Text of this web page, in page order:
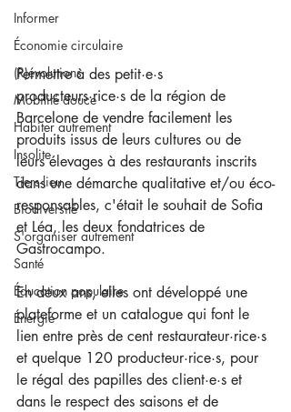
Informer
Économie circulaire
(R)évolutions
Mobilité douce
Habiter autrement
Insolite
Tiers-lieu
Biodiversité
S'organiser autrement
Santé
Éducation populaire
Énergie
Permettre à des petit·e·s
producteurs·rice·s de la région de
Barcelone de vendre facilement les
produits issus de leurs cultures ou de
leurs élevages à des restaurants inscrits
dans une démarche qualitative et/ou éco-
responsables, c'était le souhait de Sofia
et Léa, les deux fondatrices de
Gastrocampo.
En deux ans, elles ont développé une
plateforme et un catalogue qui font le
lien entre près de cent restaurateur·rice·s
et quelque 120 producteur·rice·s, pour
le régal des papilles des client·e·s et
dans le respect des saisons et de